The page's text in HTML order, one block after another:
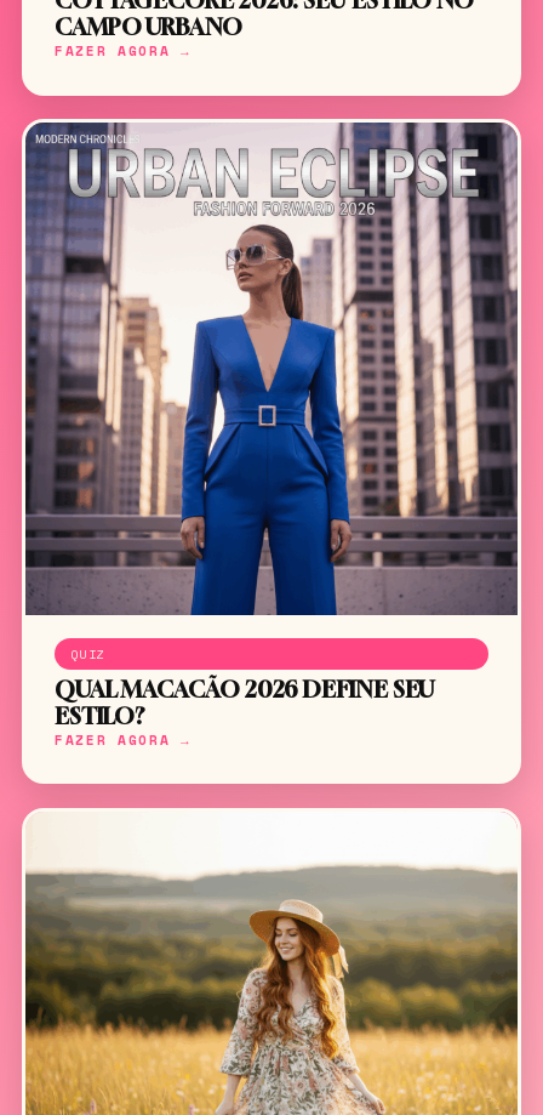
CAMPO URBANO
FAZER AGORA →
QUIZ
QUAL MACACÃO 2026 DEFINE SEU
ESTILO?
FAZER AGORA →